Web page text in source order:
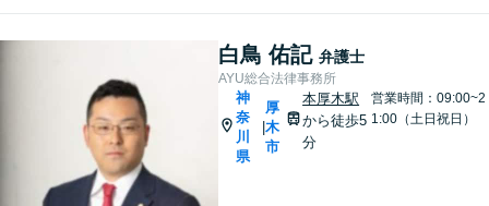
白鳥 佑記 弁護士
AYU総合法律事務所
神
奈
川
県
|
厚
木
市
本厚木駅
から徒歩5
分
営業時間：09:00~2
1:00（土日祝日）